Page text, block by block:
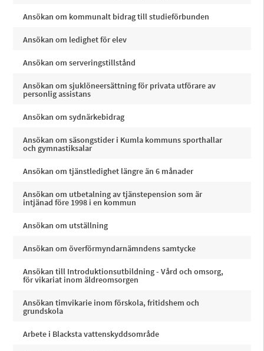
Ansökan om kommunalt bidrag till studieförbunden
Ansökan om ledighet för elev
Ansökan om serveringstillstånd
Ansökan om sjuklöneersättning för privata utförare av
personlig assistans
Ansökan om sydnärkebidrag
Ansökan om säsongstider i Kumla kommuns sporthallar
och gymnastiksalar
Ansökan om tjänstledighet längre än 6 månader
Ansökan om utbetalning av tjänstepension som är
intjänad före 1998 i en kommun
Ansökan om utställning
Ansökan om överförmyndarnämndens samtycke
Ansökan till Introduktionsutbildning - Vård och omsorg,
för vikariat inom äldreomsorgen
Ansökan timvikarie inom förskola, fritidshem och
grundskola
Arbete i Blacksta vattenskyddsområde